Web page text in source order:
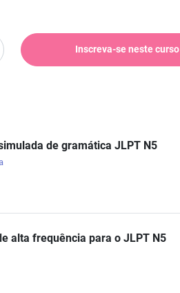
Inscreva-se neste curso
de gramática JLPT N5
alta frequência para o JLPT N5